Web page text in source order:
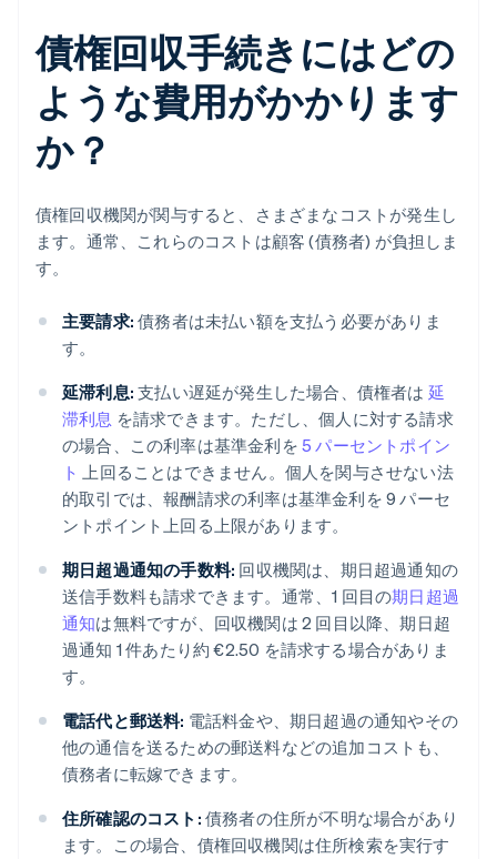
債権回収手続きにはどの
ような費用がかかります
か？
債権回収機関が関与すると、さまざまなコストが発生し
ます。通常、これらのコストは顧客 (債務者) が負担しま
す。
主要請求: 債務者は未払い額を支払う必要がありま
す。
延滞利息: 支払い遅延が発生した場合、債権者は 延
滞利息 を請求できます。ただし、個人に対する請求
の場合、この利率は基準金利を 5 パーセントポイン
ト 上回ることはできません。個人を関与させない法
的取引では、報酬請求の利率は基準金利を 9 パーセ
ントポイント上回る上限があります。
期日超過通知の手数料: 回収機関は、期日超過通知の
送信手数料も請求できます。通常、1 回目の期日超過
通知は無料ですが、回収機関は 2 回目以降、期日超
過通知 1 件あたり約 €2.50 を請求する場合がありま
す。
電話代と郵送料: 電話料金や、期日超過の通知やその
他の通信を送るための郵送料などの追加コストも、
債務者に転嫁できます。
住所確認のコスト: 債務者の住所が不明な場合があり
ます。この場合、債権回収機関は住所検索を実行す